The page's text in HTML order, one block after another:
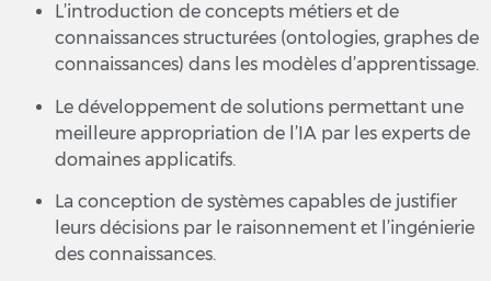
L’introduction de concepts métiers et de
connaissances structurées (ontologies, graphes de
connaissances) dans les modèles d’apprentissage.
Le développement de solutions permettant une
meilleure appropriation de l’IA par les experts de
domaines applicatifs.
La conception de systèmes capables de justifier
leurs décisions par le raisonnement et l’ingénierie
des connaissances.